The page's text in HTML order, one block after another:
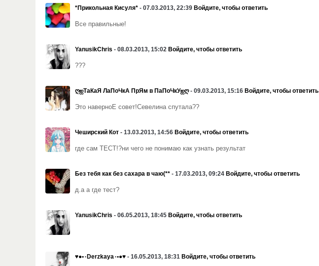
*Прикольная Кисуля* - 07.03.2013, 22:39 Войдите, чтобы ответить
Все правильные!
YanusikChris - 08.03.2013, 15:02 Войдите, чтобы ответить
???
ღஐТаКаЯ ЛаПоЧкА ПрЯм в ПаПоЧкУஐღ- 09.03.2013, 15:16 Войдите, чтобы ответить
Это наверноЕ совет!Севелина спутала??
Чеширский Кот - 13.03.2013, 14:56 Войдите, чтобы ответить
где сам ТЕСТ!?ни чего не понимаю как узнать результат
Без тебя как без сахара в чаю(** - 17.03.2013, 09:24 Войдите, чтобы ответить
д.а а где тест?
YanusikChris - 06.05.2013, 18:45 Войдите, чтобы ответить
♥●•٠Derzkaya٠•●♥ - 16.05.2013, 18:31 Войдите, чтобы ответить